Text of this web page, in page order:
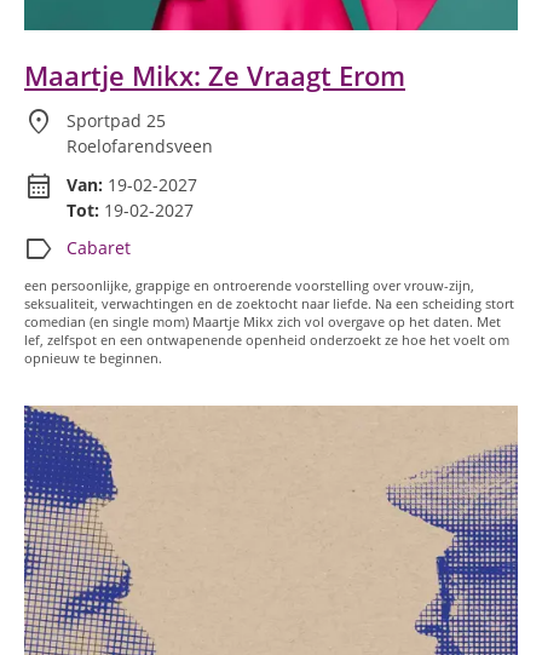
Maartje Mikx: Ze Vraagt Erom
location_on
Sportpad 25
Roelofarendsveen
calendar_month Van: 19-02-2027
Tot: 19-02-2027
label Cabaret
een persoonlijke, grappige en ontroerende voorstelling over vrouw-zijn,
seksualiteit, verwachtingen en de zoektocht naar liefde. Na een scheiding stort
comedian (en single mom) Maartje Mikx zich vol overgave op het daten. Met
lef, zelfspot en een ontwapenende openheid onderzoekt ze hoe het voelt om
opnieuw te beginnen.